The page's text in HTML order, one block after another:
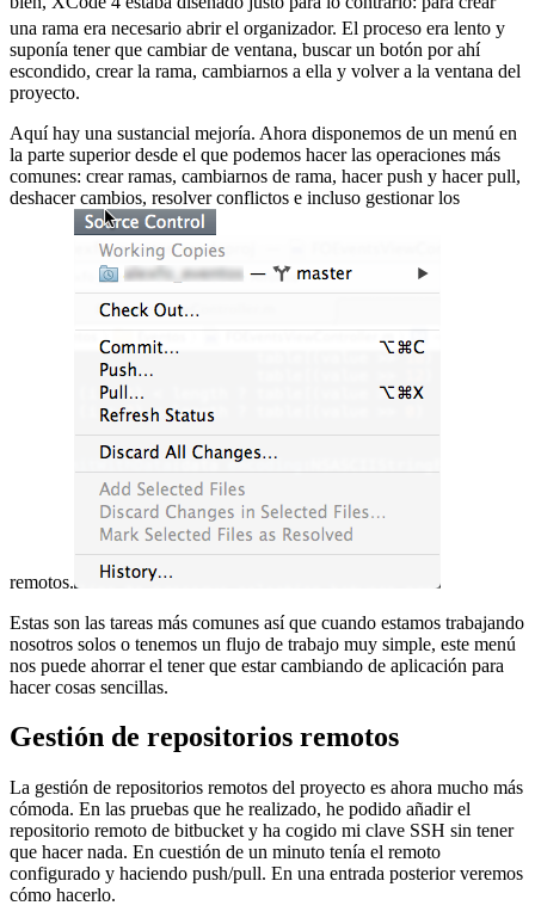
una rama era necesario abrir el organizador. El proceso era lento y
suponía tener que cambiar de ventana, buscar un botón por ahí
escondido, crear la rama, cambiarnos a ella y volver a la ventana del
proyecto.
Aquí hay una sustancial mejoría. Ahora disponemos de un menú en
la parte superior desde el que podemos hacer las operaciones más
comunes: crear ramas, cambiarnos de rama, hacer push y hacer pull,
deshacer cambios, resolver conflictos e incluso gestionar los
remotos.
Estas son las tareas más comunes así que cuando estamos trabajando
nosotros solos o tenemos un flujo de trabajo muy simple, este menú
nos puede ahorrar el tener que estar cambiando de aplicación para
hacer cosas sencillas.
Gestión de repositorios remotos
La gestión de repositorios remotos del proyecto es ahora mucho más
cómoda. En las pruebas que he realizado, he podido añadir el
repositorio remoto de bitbucket y ha cogido mi clave SSH sin tener
que hacer nada. En cuestión de un minuto tenía el remoto
configurado y haciendo push/pull. En una entrada posterior veremos
cómo hacerlo.